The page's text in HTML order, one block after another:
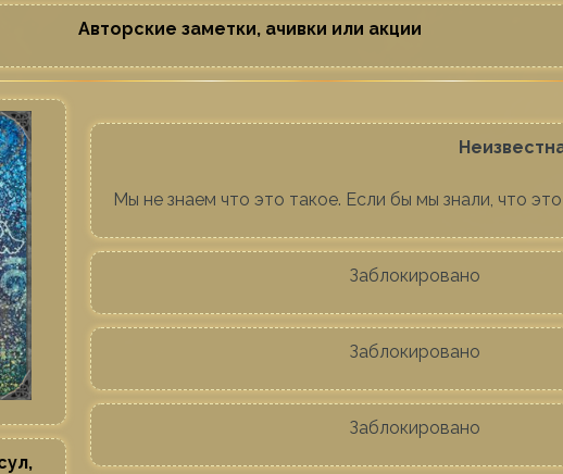
Авторские заметки, ачивки или акции
Мы не знаем что это такое. Если бы мы знали, что
Заблокировано
Заблокировано
Заблокировано